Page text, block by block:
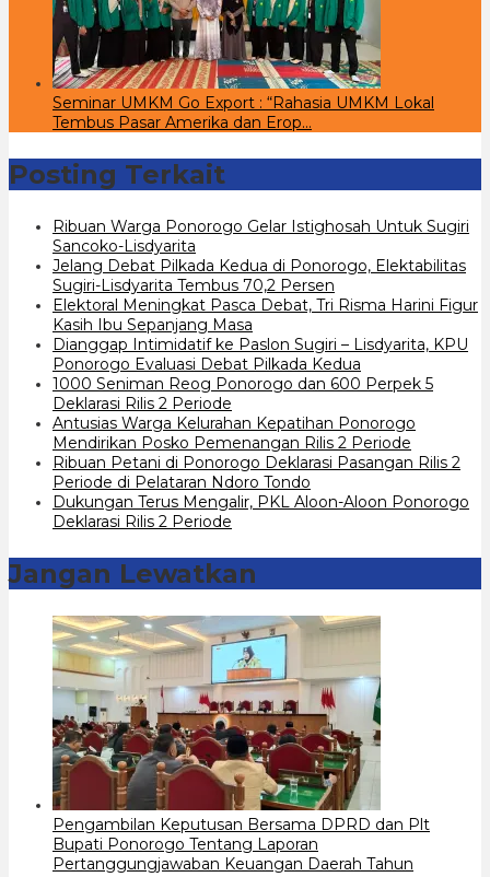
Seminar UMKM Go Export : “Rahasia UMKM Lokal
Tembus Pasar Amerika dan Erop…
Posting Terkait
Ribuan Warga Ponorogo Gelar Istighosah Untuk Sugiri
Sancoko-Lisdyarita
Jelang Debat Pilkada Kedua di Ponorogo, Elektabilitas
Sugiri-Lisdyarita Tembus 70,2 Persen
Elektoral Meningkat Pasca Debat, Tri Risma Harini Figur
Kasih Ibu Sepanjang Masa
Dianggap Intimidatif ke Paslon Sugiri – Lisdyarita, KPU
Ponorogo Evaluasi Debat Pilkada Kedua
1000 Seniman Reog Ponorogo dan 600 Perpek 5
Deklarasi Rilis 2 Periode
Antusias Warga Kelurahan Kepatihan Ponorogo
Mendirikan Posko Pemenangan Rilis 2 Periode
Ribuan Petani di Ponorogo Deklarasi Pasangan Rilis 2
Periode di Pelataran Ndoro Tondo
Dukungan Terus Mengalir, PKL Aloon-Aloon Ponorogo
Deklarasi Rilis 2 Periode
Jangan Lewatkan
Pengambilan Keputusan Bersama DPRD dan Plt
Bupati Ponorogo Tentang Laporan
Pertanggungjawaban Keuangan Daerah Tahun